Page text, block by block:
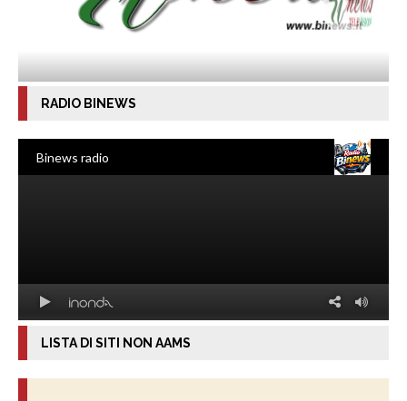
RADIO BINEWS
LISTA DI SITI NON AAMS